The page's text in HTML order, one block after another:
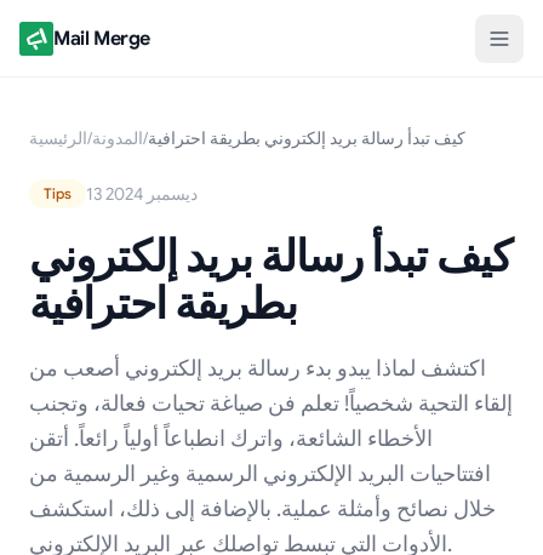
Mail Merge
الرئيسية/المدونة/كيف تبدأ رسالة بريد إلكتروني بطريقة احترافية
Tips 13 ديسمبر 2024
كيف تبدأ رسالة بريد إلكتروني
بطريقة احترافية
اكتشف لماذا يبدو بدء رسالة بريد إلكتروني أصعب من
إلقاء التحية شخصياً! تعلم فن صياغة تحيات فعالة، وتجنب
الأخطاء الشائعة، واترك انطباعاً أولياً رائعاً. أتقن
افتتاحيات البريد الإلكتروني الرسمية وغير الرسمية من
خلال نصائح وأمثلة عملية. بالإضافة إلى ذلك، استكشف
الأدوات التي تبسط تواصلك عبر البريد الإلكتروني.